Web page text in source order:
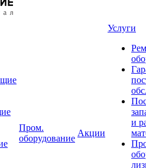
Пром.
оборудование
Акции
Услуги
и